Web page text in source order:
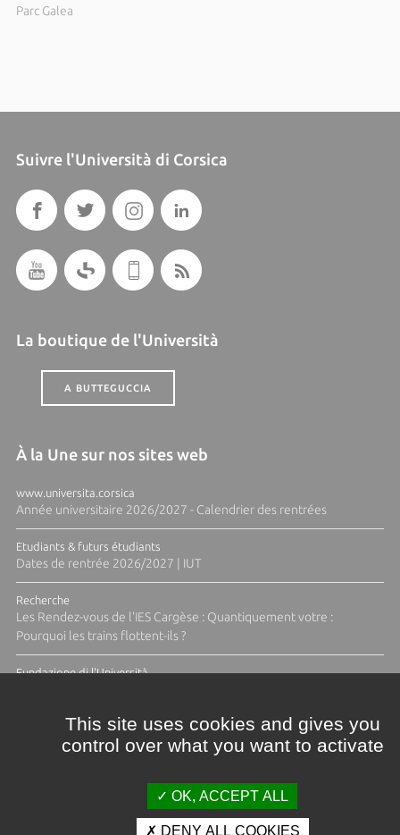
Parc Galea
Suivre l'Università di Corsica
La boutique de l'Università
A BUTTEGUCCIA
À la Une sur nos sites web
www.universita.corsica
Année universitaire 2026/2027 - Calendrier des rentrées
Etudiants & futurs étudiants
Dates de rentrée 2026/2027 | IUT
Recherche
Les Rendez-vous de l'IES Cargèse : Quantiquement votre :
Pourquoi les trains flottent-ils ?
Fundazione di l'Università
This site uses cookies and gives you
control over what you want to activate
OK, ACCEPT ALL
DENY ALL COOKIES